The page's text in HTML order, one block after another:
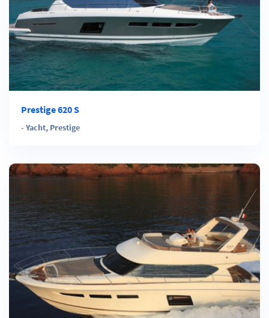
Prestige 620 S
- Yacht, Prestige